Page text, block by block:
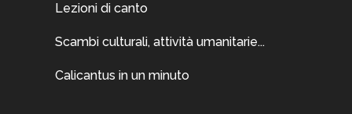
Lezioni di canto
Scambi culturali, attività umanitarie...
Calicantus in un minuto